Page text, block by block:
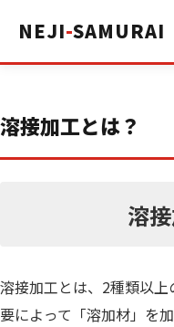
NEJI-SAMURAI
溶接加工とは？
溶
溶接加工とは、2種類以
要によって「溶加材」を